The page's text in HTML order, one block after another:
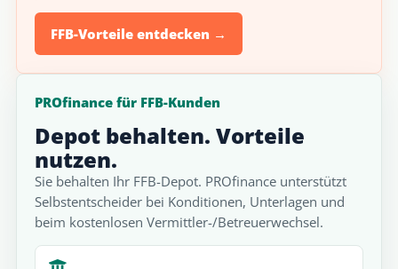
FFB-Vorteile entdecken →
PROfinance für FFB-Kunden
Depot behalten. Vorteile
nutzen.
Sie behalten Ihr FFB-Depot. PROfinance unterstützt
Selbstentscheider bei Konditionen, Unterlagen und
beim kostenlosen Vermittler-/Betreuerwechsel.